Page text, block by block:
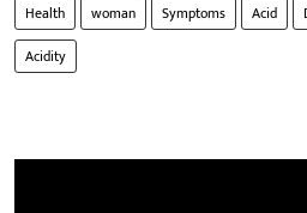
Health woman Symptoms Acid
Acidity